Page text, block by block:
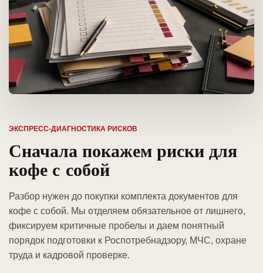
ЭКСПРЕСС-ДИАГНОСТИКА РИСКОВ
Сначала покажем риски для
кофе с собой
Разбор нужен до покупки комплекта документов для
кофе с собой. Мы отделяем обязательное от лишнего,
фиксируем критичные пробелы и даем понятный
порядок подготовки к Роспотребнадзору, МЧС, охране
труда и кадровой проверке.